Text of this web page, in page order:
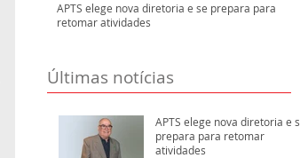
APTS elege nova diretoria e se prepara para
retomar atividades
Últimas notícias
APTS elege nova diretoria e se
prepara para retomar
atividades